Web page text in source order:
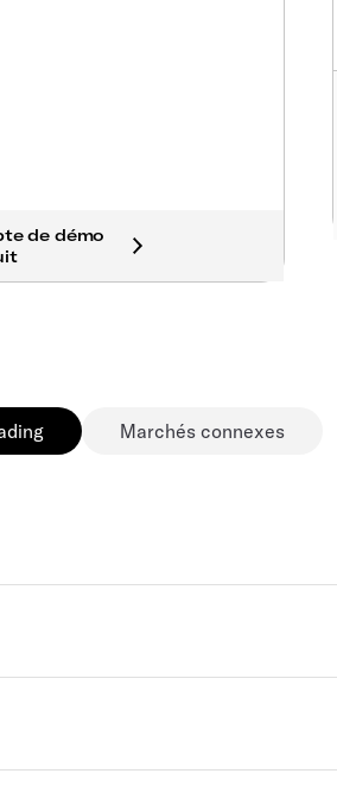
Marchés connexes